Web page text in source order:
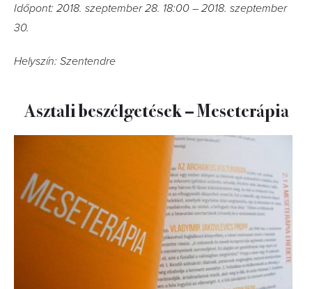
Időpont: 2018. szeptember 28. 18:00 – 2018. szeptember
30.
Helyszín: Szentendre
Asztali beszélgetések – Meseterápia